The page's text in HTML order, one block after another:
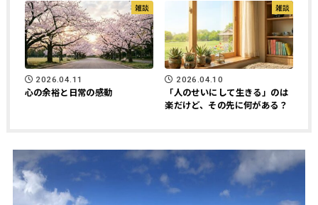
雑談
2026.04.11
心の余裕と日常の感動
雑談
2026.04.10
「人のせいにして生きる」のは
楽だけど、その先に何がある？